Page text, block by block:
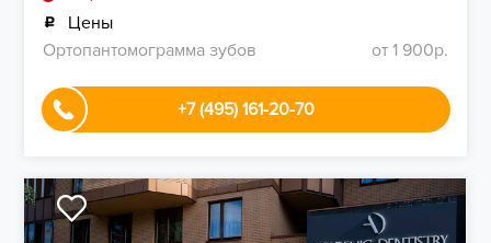
Цены
Ортопантомограмма зубов
от 1 900р.
+7 (495) 161-20-70